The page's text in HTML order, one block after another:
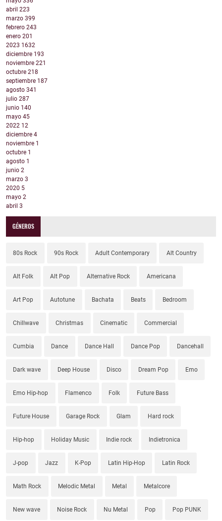
abril 223
marzo 399
febrero 243
enero 201
2023 1632
diciembre 193
noviembre 221
octubre 218
septiembre 187
agosto 341
julio 287
junio 140
mayo 45
2022 12
diciembre 4
noviembre 1
octubre 1
agosto 1
junio 2
marzo 3
2020 5
mayo 2
abril 3
GÉNEROS
80s Rock 90s Rock Adult Contemporary Alt Country
Alt Folk Alt Pop Alternative Rock Americana
Art Pop Autotune Bachata Beats Bedroom
Chillwave Christmas Cinematic Commercial
Cumbia Dance Dance Hall Dance Pop Dancehall
Dark wave Deep House Disco Dream Pop Emo
Emo Hip-hop Flamenco Folk Future Bass
Future House Garage Rock Glam Hard rock
Hip-hop Holiday Music Indie rock Indietronica
J-pop Jazz K-Pop Latin Hip-Hop Latin Rock
Math Rock Melodic Metal Metal Metalcore
New wave Noise Rock Nu Metal Pop Pop PUNK